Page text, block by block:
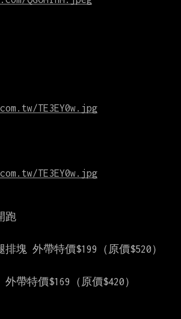
TE3EY0w.jpg
TE3EY0w.jpg
跑
塊 外帶特價$199（原價$520）
帶特價$169（原價$420）